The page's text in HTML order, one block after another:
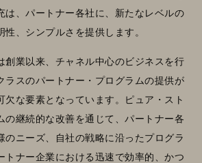
は、パートナー各社に、新たなレベルの
、シンプルさを提供します。
創業以来、チャネル中心のビジネスを行
ラスのパートナー・プログラムの提供が
欠な要素となっています。ピュア・スト
の継続的な改善を通じて、パートナー各
のニーズ、自社の戦略に沿ったプログラ
トナー企業における迅速で効率的、かつ